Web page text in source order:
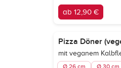
ab 12,90 €
Pizza Döner
mit veganem
Ø 26 cm Ø 30 cm